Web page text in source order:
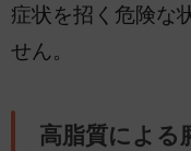
症状を招く危険な
せん。
高脂質による